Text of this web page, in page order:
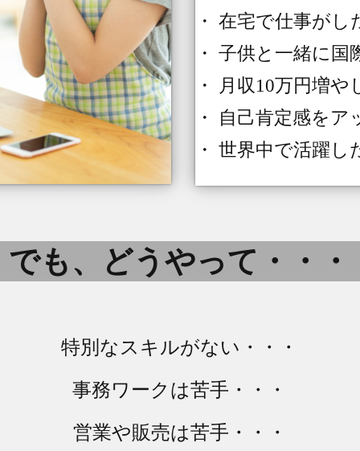
・ 在宅で仕事がし
・ 子供と一緒に
・ 月収10万円増や
・ 自己肯定感を
・ 世界中で活躍し
でも、どうやって・・・
特別なスキルがない・・・
事務ワークは苦手・・・
営業や販売は苦手・・・